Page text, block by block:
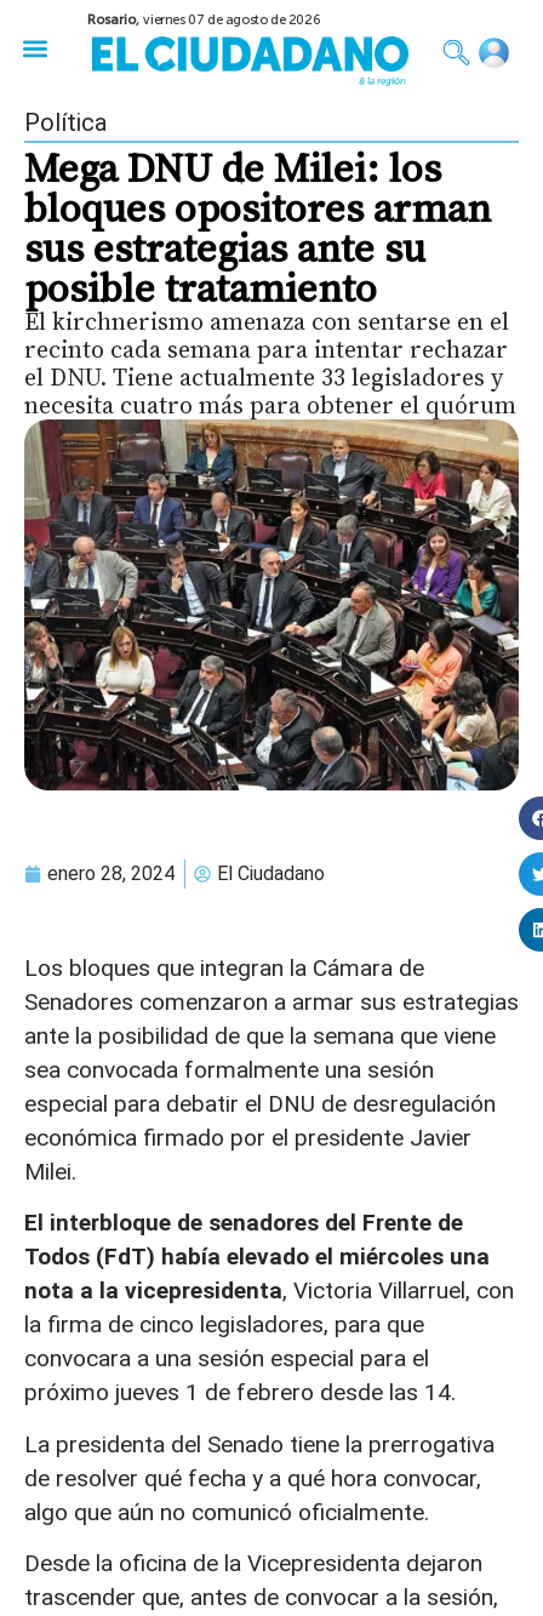
Rosario,viernes 07 de agosto de 2026
Política
Mega DNU de Milei: los
bloques opositores arman
sus estrategias ante su
posible tratamiento
El kirchnerismo amenaza con sentarse en el
recinto cada semana para intentar rechazar
el DNU. Tiene actualmente 33 legisladores y
necesita cuatro más para obtener el quórum
enero 28, 2024 El Ciudadano
Los bloques que integran la Cámara de
Senadores comenzaron a armar sus estrategias
ante la posibilidad de que la semana que viene
sea convocada formalmente una sesión
especial para debatir el DNU de desregulación
económica firmado por el presidente Javier
Milei.
El interbloque de senadores del Frente de
Todos (FdT) había elevado el miércoles una
nota a la vicepresidenta, Victoria Villarruel, con
la firma de cinco legisladores, para que
convocara a una sesión especial para el
próximo jueves 1 de febrero desde las 14.
La presidenta del Senado tiene la prerrogativa
de resolver qué fecha y a qué hora convocar,
algo que aún no comunicó oficialmente.
Desde la oficina de la Vicepresidenta dejaron
trascender que, antes de convocar a la sesión,